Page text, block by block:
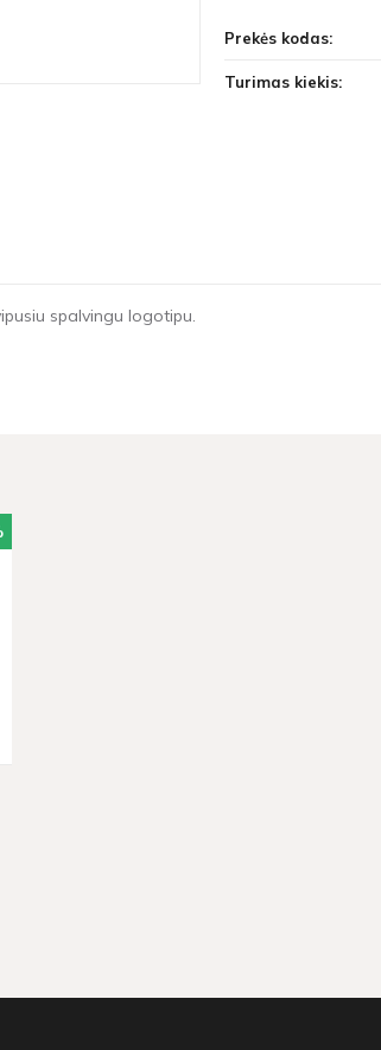
Prekės kodas:
Turimas kiekis:
spalvingu logotipu.